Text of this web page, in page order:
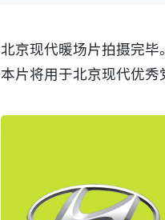
北京现代暖场片拍摄完毕。
本片将用于北京现代优秀